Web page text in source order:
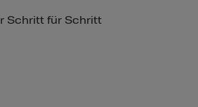
Schritt für Schritt